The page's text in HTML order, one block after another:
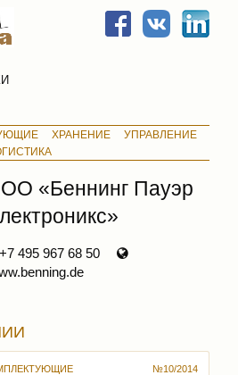
ХРАНЕНИЕ
УПРАВЛЕНИЕ
«Беннинг Пауэр
495 967 68 50
№10/2014